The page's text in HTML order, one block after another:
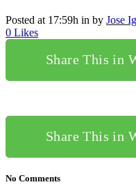
Posted at 17:59h in by Jose
0 Likes
Share This in
Share This in
No Comments